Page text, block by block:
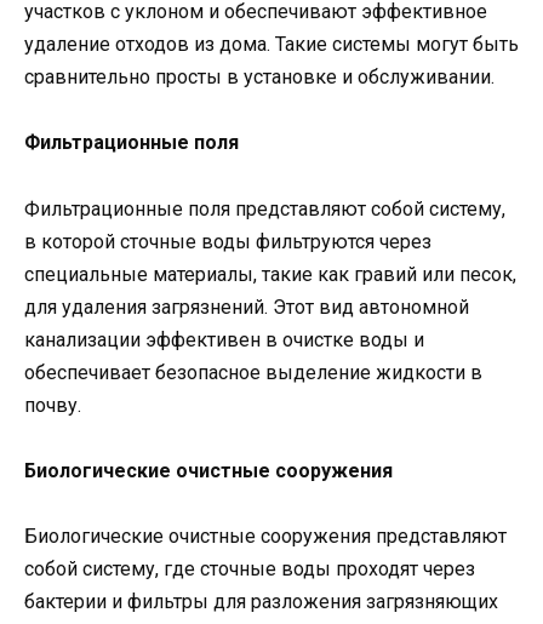
участков с уклоном и обеспечивают эффективное
удаление отходов из дома. Такие системы могут быть
сравнительно просты в установке и обслуживании.
Фильтрационные поля
Фильтрационные поля представляют собой систему,
в которой сточные воды фильтруются через
специальные материалы, такие как гравий или песок,
для удаления загрязнений. Этот вид автономной
канализации эффективен в очистке воды и
обеспечивает безопасное выделение жидкости в
почву.
Биологические очистные сооружения
Биологические очистные сооружения представляют
собой систему, где сточные воды проходят через
бактерии и фильтры для разложения загрязняющих